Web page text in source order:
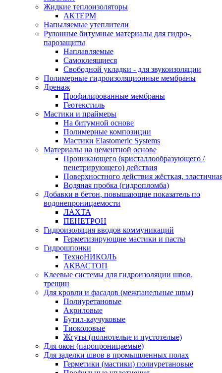
Жидкие теплоизоляторы
АКТЕРМ
Напыляемые утеплители
Рулонные битумные материалы для гидро-,
парозащиты
Наплавляемые
Самоклеящиеся
Свободной укладки - для звукоизоляции
Полимерные гидроизоляционные мембраны
Дренаж
Профилированные мембраны
Геотекстиль
Мастики и праймеры
На битумной основе
Полимерные композиции
Мастики Elastomeric Systems
Материалы на цементной основе
Проникающего (кристаллообразующего /
пенетрирующего) действия
Поверхностного действия жёсткая,
Водяная пробка (гидропломба)
Добавки в бетон, повышающие показатель по
водонепроницаемости
ЛАХТА
ПЕНЕТРОН
Гидроизоляция вводов коммуникаций
Герметизирующие мастики и пасты
Гидрошпонки
ТехноНИКОЛЬ
АКВАСТОП
Клеевые системы для гидроизоляции швов,
трещин
Для кровли и фасадов (межпанельные швы)
Полиуретановые
Акриловые
Бутил-каучуковые
Тиоколовые
Жгуты (полнотелые и пустотелые)
Для окон (паропроницаемые)
Для заделки швов в промышленных полах
Герметики (мастики) полиуретановые